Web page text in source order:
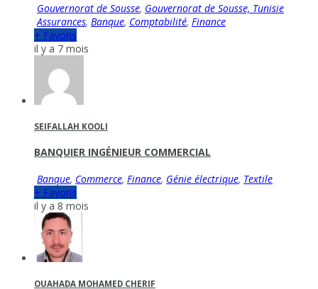
Gouvernorat de Sousse, Gouvernorat de Sousse, Tunisie
Assurances, Banque, Comptabilité, Finance
+ Favoris
il y a 7 mois
SEIFALLAH KOOLI
BANQUIER INGÉNIEUR COMMERCIAL
Banque, Commerce, Finance, Génie électrique, Textile
+ Favoris
il y a 8 mois
OUAHADA MOHAMED CHERIF